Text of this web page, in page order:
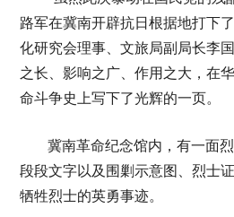
路军在冀南开辟抗日根据地打下
化研究会理事、文旅局副局长李
之长、影响之广、作用之大，在
命斗争史上写下了光辉的一页。
冀南革命纪念馆内，有一面
段段文字以及围剿示意图、烈士
牺牲烈士的英勇事迹。